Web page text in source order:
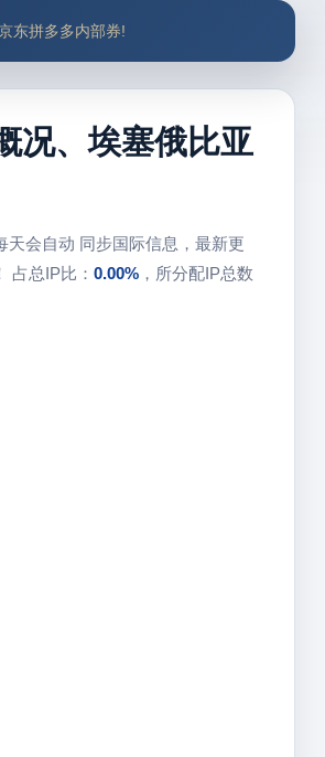
东拼多多内部券!
况、埃塞俄比亚
会自动 同步国际信息，最新更
占总IP比： 0.00%，所分配IP总数